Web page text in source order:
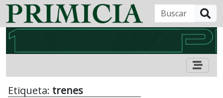
Etiqueta: trenes